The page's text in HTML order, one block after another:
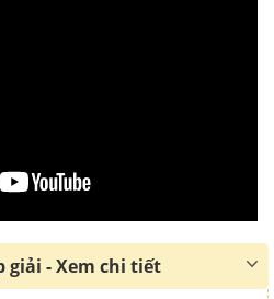
giải - Xem chi tiết